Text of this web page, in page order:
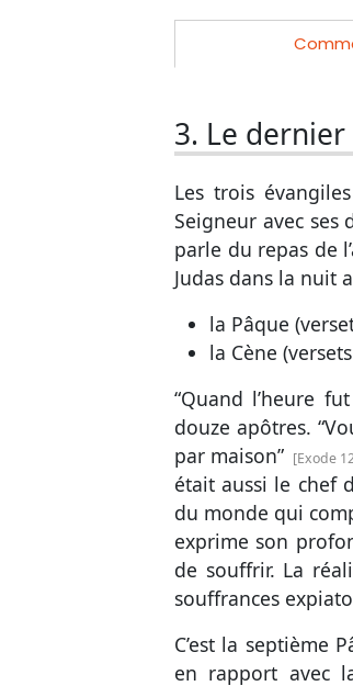
3. Le
Les trois
Seigneur avec ses
parle du repas de
Judas dans la nuit
la Pâque (
la Cène (
“Quand l’heure
douze apôtres.
par maison”
Exode
était aussi le chef
du monde qui
exprime son
de souffrir. La
souffrances
C’est la septième
en rapport avec